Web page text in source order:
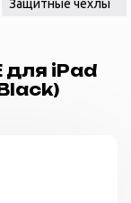
Защитные чехлы
для iPad